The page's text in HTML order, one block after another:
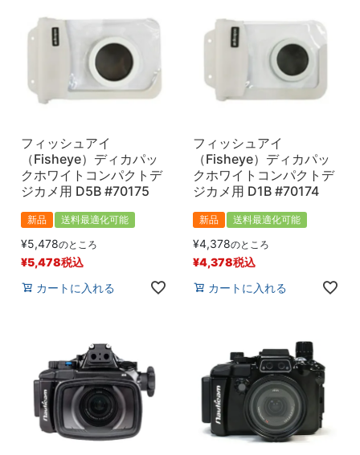
フィッシュアイ
（Fisheye）ディカパッ
クホワイトコンパクトデ
ジカメ用 D5B #70175
新品 送料最適化可能
¥5,478のところ
¥5,478税込
カートに入れる
フィッシュアイ
（Fisheye）ディカパッ
クホワイトコンパクトデ
ジカメ用 D1B #70174
新品 送料最適化可能
¥4,378のところ
¥4,378税込
カートに入れる